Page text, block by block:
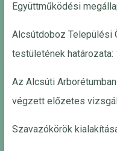
Együttműködési
Alcsútdoboz Települési
testületének
Az Alcsúti
végzett előzetes
Szavazókörök